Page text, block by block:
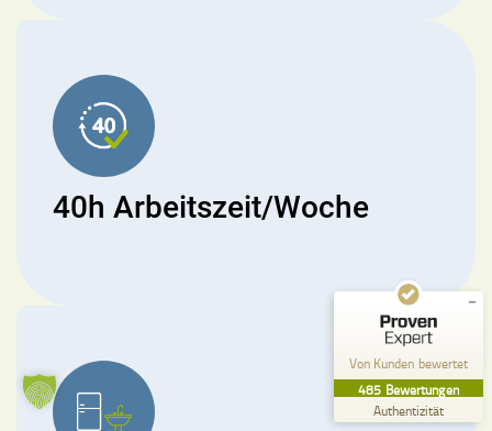
40h Arbeitszeit/Woche
Von Kunden bewertet
485 Bewertungen
Authentizität
Empfehlungen auf
357
Bewertungen auf
ProvenExpert.com
Blick aufs ProvenExpert-Profil werfen
26.07.2026